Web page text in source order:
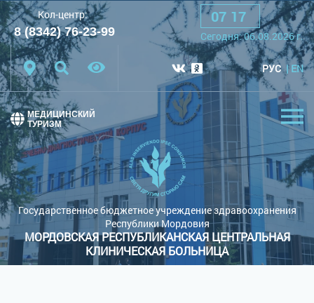
Шрифт: A A A
Цветовая схема: Черная схема
Обычный сайт
Кол-центр:
8 (8342) 76-23-99
07 17
Cегодня:06.08.2026г.
РУС EN
Государственное бюджетное учреждение здравоохранения
Республики Мордовия
МОРДОВСКАЯ РЕСПУБЛИКАНСКАЯ ЦЕНТРАЛЬНАЯ
КЛИНИЧЕСКАЯ БОЛЬНИЦА
МЕДИЦИНСКИЙ
ТУРИЗМ